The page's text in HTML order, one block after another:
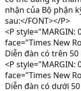
nhận của Bộ phận
sau:</FONT></P>
<P
face="Times New
Diễn đàn có trên 50
<P
face="Times New
Diễn đàn có dưới